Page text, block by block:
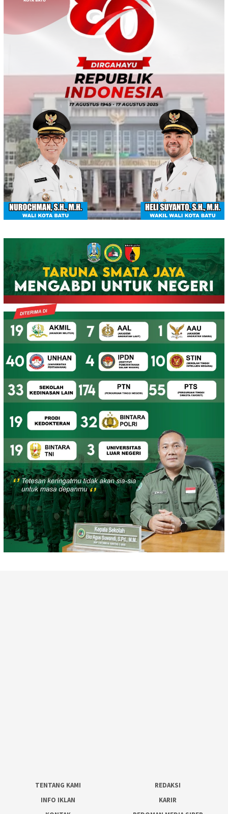
TENTANG KAMI
REDAKSI
INFO IKLAN
KARIR